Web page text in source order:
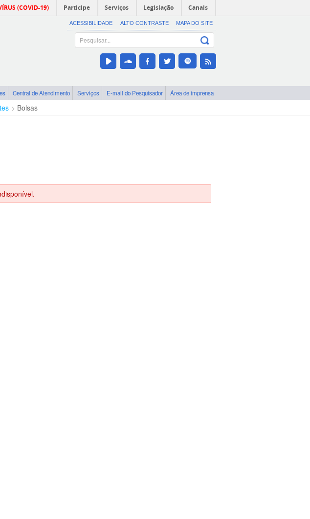
(COVID-19) Participe Serviços Legislação Canais
ACESSIBILIDADE ALTO CONTRASTE MAPA DO SITE
Central de Atendimento Serviços E-mail do Pesquisador Área de imprensa
Bolsas